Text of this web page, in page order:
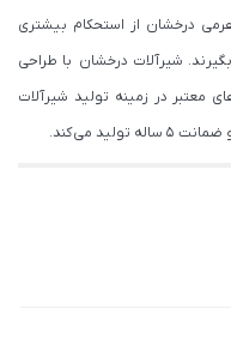
درخشان از استحکام بیشتری
شیرآلات درخشان با طراحی
معتبر در زمینه تولید شیرآلات
می کند.